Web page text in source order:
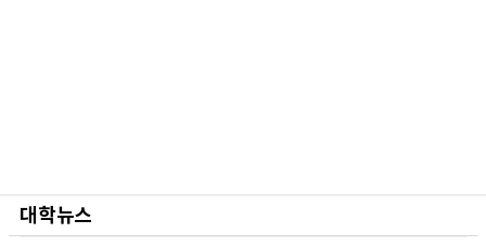
대학뉴스